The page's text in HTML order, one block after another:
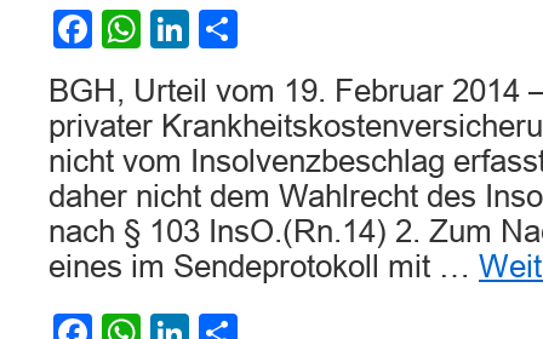
Facebook
WhatsApp
LinkedIn
BGH, Urteil vom 19. Februar 2014
privater
nicht vom Insolvenzbeschlag
daher nicht dem Wahlrecht des
nach § 103 InsO.(Rn.14) 2. Zum
eines im Sendeprotokoll mit …